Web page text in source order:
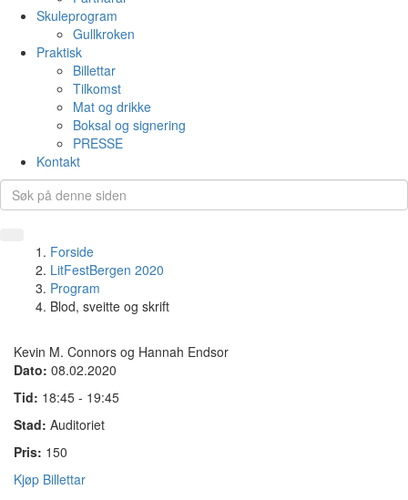
Skuleprogram
Gullkroken
Praktisk
Billettar
Tilkomst
Mat og drikke
Boksal og signering
PRESSE
Kontakt
Forside
LitFestBergen 2020
Program
Blod, sveitte og skrift
Kevin M. Connors og Hannah Endsor
Dato: 08.02.2020
Tid: 18:45 - 19:45
Stad: Auditoriet
Pris: 150
Kjøp Billettar